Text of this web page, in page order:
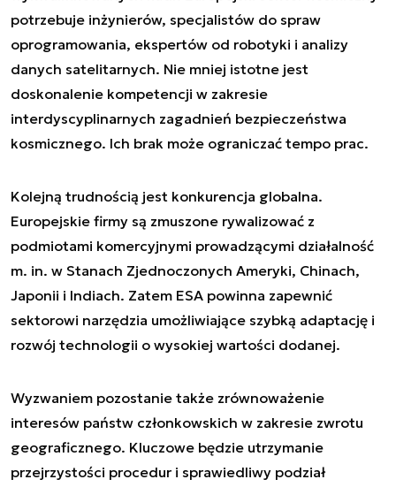
potrzebuje inżynierów, specjalistów do spraw
oprogramowania, ekspertów od robotyki i analizy
danych satelitarnych. Nie mniej istotne jest
doskonalenie kompetencji w zakresie
interdyscyplinarnych zagadnień bezpieczeństwa
kosmicznego. Ich brak może ograniczać tempo prac.
Kolejną trudnością jest konkurencja globalna.
Europejskie firmy są zmuszone rywalizować z
podmiotami komercyjnymi prowadzącymi działalność
m. in. w Stanach Zjednoczonych Ameryki, Chinach,
Japonii i Indiach. Zatem ESA powinna zapewnić
sektorowi narzędzia umożliwiające szybką adaptację i
rozwój technologii o wysokiej wartości dodanej.
Wyzwaniem pozostanie także zrównoważenie
interesów państw członkowskich w zakresie zwrotu
geograficznego. Kluczowe będzie utrzymanie
przejrzystości procedur i sprawiedliwy podział